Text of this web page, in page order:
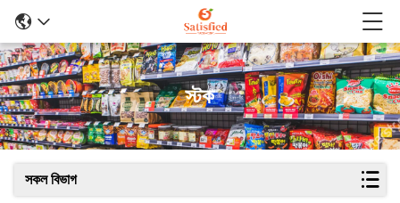
স্টক
সকল বিভাগ